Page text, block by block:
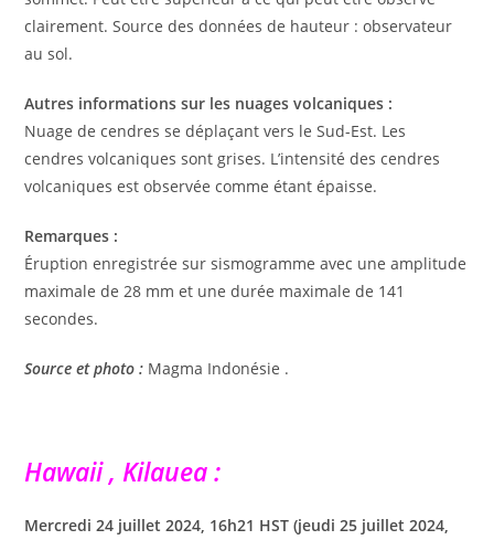
clairement. Source des données de hauteur : observateur
au sol.
Autres informations sur les nuages ​​volcaniques :
Nuage de cendres se déplaçant vers le Sud-Est. Les
cendres volcaniques sont grises. L’intensité des cendres
volcaniques est observée comme étant épaisse.
Remarques :
Éruption enregistrée sur sismogramme avec une amplitude
maximale de 28 mm et une durée maximale de 141
secondes.
Source et photo : Magma Indonésie .
Hawaii , Kilauea :
Mercredi 24 juillet 2024, 16h21 HST (jeudi 25 juillet 2024,